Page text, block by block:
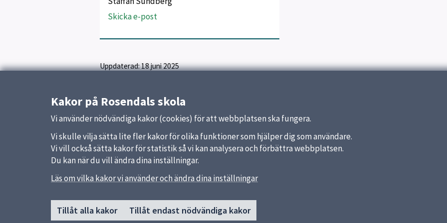
Skicka e-post
Uppdaterad:18 juni 2025
Kakor på Rosendals skola
Vi använder nödvändiga kakor (cookies) för att webbplatsen ska fungera.
Vi skulle vilja sätta lite fler kakor för olika funktioner som hjälper dig som användare.
Vi vill också sätta kakor för statistik så vi kan analysera och förbättra webbplatsen.
Du kan när du vill ändra dina inställningar.
Läs om vilka kakor vi använder och ändra dina inställningar
Tillåt alla kakor Tillåt endast nödvändiga kakor
SidfotHuvudmeny
Start
Snabblänkar
Uppsala kommun